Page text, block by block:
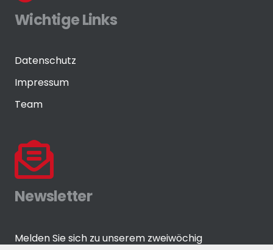
Wichtige Links
Datenschutz
Impressum
Team
Newsletter
Melden Sie sich zu unserem zweiwöchig